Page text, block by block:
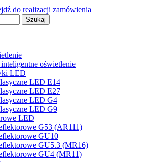
do realizacji zamówienia
Szukaj
oświetlenie
LED
LED E14
LED E27
LED G4
LED G9
LED
G53 (AR111)
GU10
GU5.3 (MR16)
GU4 (MR11)